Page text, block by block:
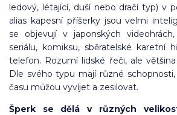
ledový, létající, duší nebo dračí typ) v
alias kapesní příšerky jsou velmi
se objevují v japonských
seriálu, komiksu, sběratelské karetní
telefon. Rozumí lidské řeči, ale
Dle svého typu mají různé
času můžou vyvíjet a zesilovat.
Šperk se dělá v různých